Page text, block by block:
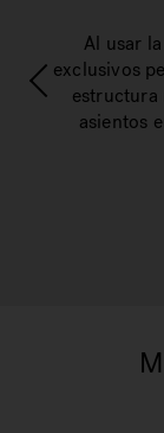
Al usar
exclusivos
estructura
asientos